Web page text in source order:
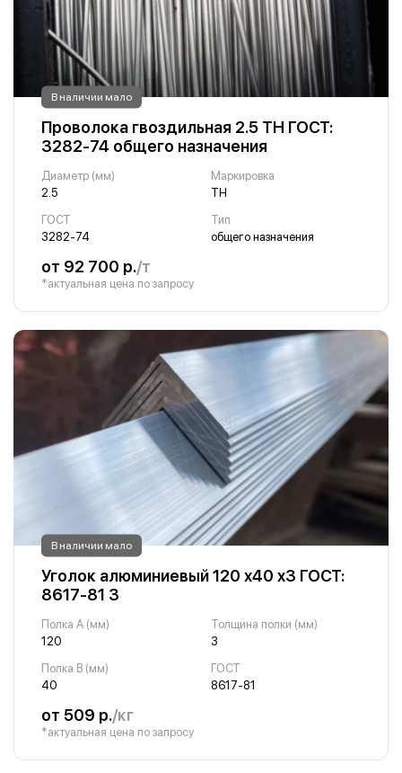
В наличии мало
Проволока гвоздильная 2.5 ТН ГОСТ:
3282-74 общего назначения
Диаметр (мм)
2.5
Маркировка
ТН
ГОСТ
3282-74
Тип
общего назначения
от 92 700 р./т
*актуальная цена по запросу
В наличии мало
Уголок алюминиевый 120 х40 х3 ГОСТ:
8617-81 3
Полка A (мм)
120
Толщина полки (мм)
3
Полка B (мм)
40
ГОСТ
8617-81
от 509 р./кг
*актуальная цена по запросу